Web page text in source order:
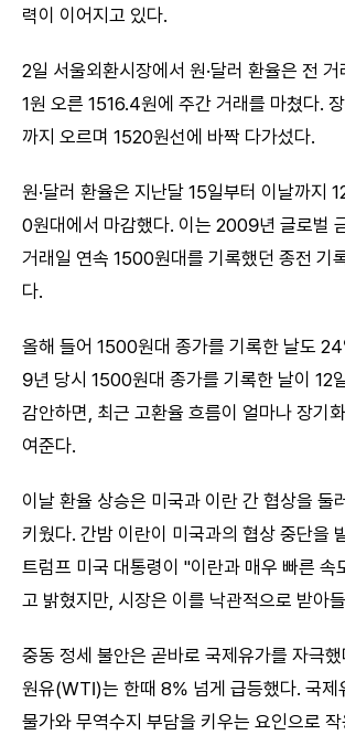
력이 이어지고 있다.
2일 서울외환시장에서 원·달러 환율은 전
1원 오른 1516.4원에 주간 거래를 마쳤다.
까지 오르며 1520원선에 바짝 다가섰다.
원·달러 환율은 지난달 15일부터 이날까지
0원대에서 마감했다. 이는 2009년 글로벌
거래일 연속 1500원대를 기록했던 종전 기
다.
올해 들어 1500원대 종가를 기록한 날도
9년 당시 1500원대 종가를 기록한 날이 12
감안하면, 최근 고환율 흐름이 얼마나 장기
여준다.
이날 환율 상승은 미국과 이란 간 협상을 둘
키웠다. 간밤 이란이 미국과의 협상 중단을
트럼프 미국 대통령이 "이란과 매우 빠른 속
고 밝혔지만, 시장은 이를 낙관적으로 받아
중동 정세 불안은 곧바로 국제유가를 자극
원유(WTI)는 한때 8% 넘게 급등했다. 국제
물가와 무역수지 부담을 키우는 요인으로